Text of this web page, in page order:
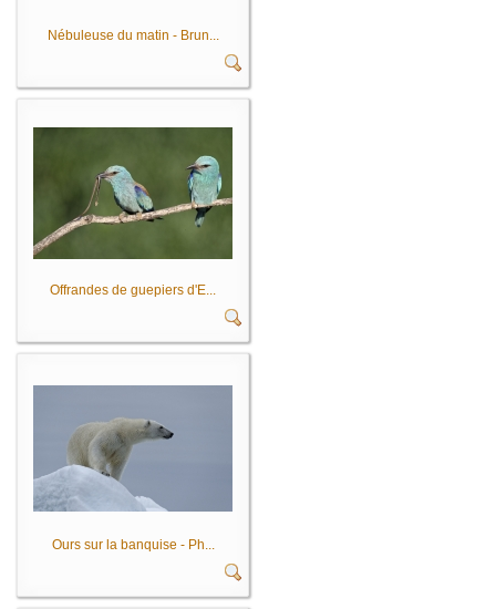
Nébuleuse du matin - Brun...
Offrandes de guepiers d'E...
Ours sur la banquise - Ph...